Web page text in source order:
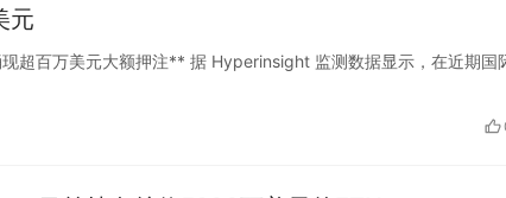
元
超百万美元大额押注** 据 Hyperinsight 监测数据显示，在近期国